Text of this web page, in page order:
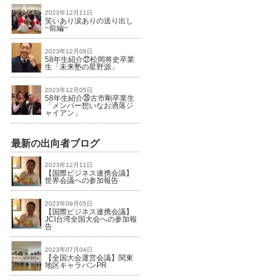
2023年12月11日
笑いあり涙ありの送り出し
~前編~
2023年12月08日
58年生紹介㉗松岡将史卒業
生「未来塾の星野源」
2023年12月05日
58年生紹介㉖古市剛卒業生
「メンバー想いなお洒落ジ
ャイアン」
最新の出向者ブログ
2023年12月11日
【国際ビジネス連携会議】
世界会議への参加報告
2023年09月05日
【国際ビジネス連携会議】
JCI台湾全国大会への参加報
告
2023年07月04日
【全国大会運営会議】関東
地区キャラバンPR